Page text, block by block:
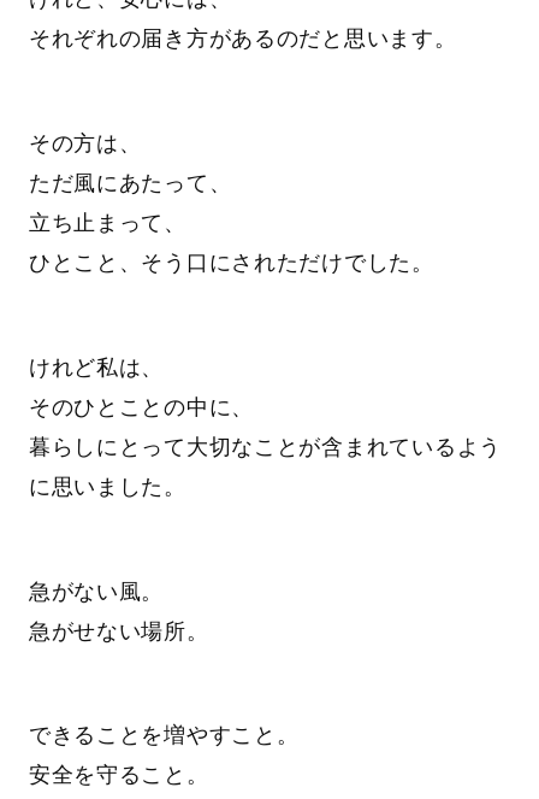
それぞれの届き方があるのだと思います。
その方は、
ただ風にあたって、
立ち止まって、
ひとこと、そう口にされただけでした。
けれど私は、
そのひとことの中に、
暮らしにとって大切なことが含まれているよう
に思いました。
急がない風。
急がせない場所。
できることを増やすこと。
安全を守ること。